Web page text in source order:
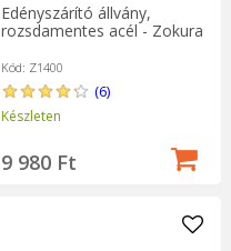
Edényszárító állvány,
rozsdamentes acél - Zokura
Kód: Z1400
(6)
Készleten
9 980 Ft